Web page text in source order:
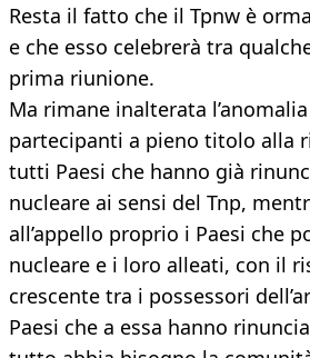
Resta il fatto che il Tpnw è
e che esso celebrerà tra
prima riunione.
Ma rimane inalterata
partecipanti a pieno titolo alla
tutti Paesi che hanno già
nucleare ai sensi del Tnp,
all’appello proprio i Paesi che
nucleare e i loro alleati, con il
crescente tra i possessori
Paesi che a essa hanno